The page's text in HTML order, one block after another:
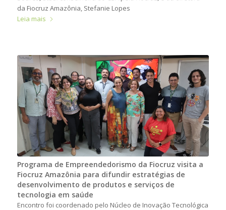
da Fiocruz Amazônia, Stefanie Lopes
Leia mais
Programa de Empreendedorismo da Fiocruz visita a
Fiocruz Amazônia para difundir estratégias de
desenvolvimento de produtos e serviços de
tecnologia em saúde
Encontro foi coordenado pelo Núcleo de Inovação Tecnológica